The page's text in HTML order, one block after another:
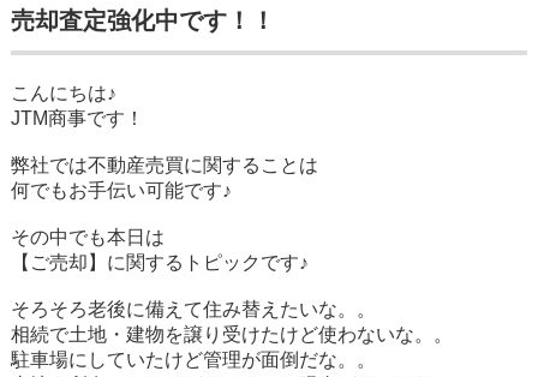
売却査定強化中です！！
こんにちは♪
JTM商事です！
弊社では不動産売買に関することは
何でもお手伝い可能です♪
その中でも本日は
【ご売却】に関するトピックです♪
そろそろ老後に備えて住み替えたいな。。
相続で土地・建物を譲り受けたけど使わないな。。
駐車場にしていたけど管理が面倒だな。。